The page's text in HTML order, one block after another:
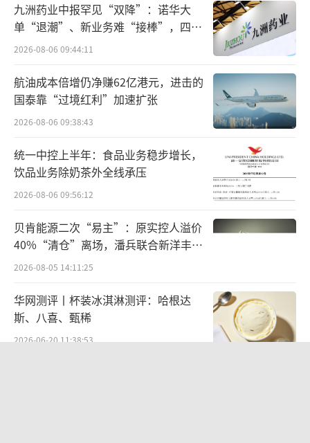
2023年，一份“无法表示意见”的审计报
告撕开了红相股份的财务假面。
当年4月，会计师事务所对其2022年年报出
具非标意见，公司随即被实施退市风险警示，
股票简称变更为*ST红相。同年5月，证监会正
式对公司立案调查，经过近一年的核查，厦门
证监局在2024年4月出具行政处罚决定书，完整
披露了长达六年的造假事实。
监管文书认定，2017年至2022年六个完整
会计年度内，红相股份持续实施财务造假，造
假行为贯穿日常经营、财报编制、融资申报全
流程。整体数据来看，六年间公司累计虚增营
业收入10.02亿元，虚增利润总额3.99亿元。
有意思的是，分年度拆解红相股份的造假
九洲药业中报罕见“双降”：诺华大
单“退潮”、新业务难“接棒”，四大
难关待闯
2026-08-06 09:44:11
航油成本倍增仍净赚62亿港元，进击的
国泰靠“过境红利”加速扩张
2026-08-06 09:38:43
统一中控上半年：食品业务稳步增长，
饮品业务除奶茶外全线承压
2026-08-06 09:56:12
贝肯能源二次“易主”：原实控人溢价
40%“清仓”离场，潘兵联合新洋丰、
宏科百世拟入主
2026-08-05 14:11:25
华网测评丨杯装冰淇淋测评：哈根达
斯、八喜、甄稀
2026-06-20 11:38:53